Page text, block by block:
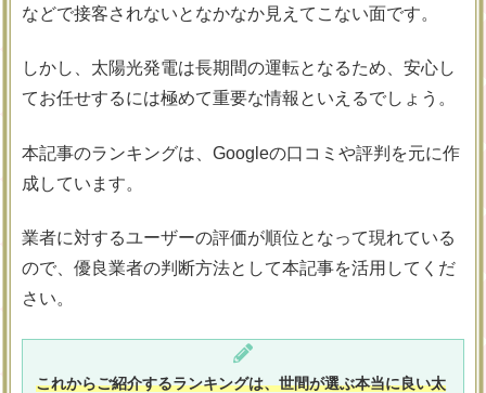
などで接客されないとなかなか見えてこない面です。
しかし、太陽光発電は長期間の運転となるため、安心し
てお任せするには極めて重要な情報といえるでしょう。
本記事のランキングは、Googleの口コミや評判を元に作
成しています。
業者に対するユーザーの評価が順位となって現れている
ので、優良業者の判断方法として本記事を活用してくだ
さい。
これからご紹介するランキングは、世間が選ぶ本当に良い太